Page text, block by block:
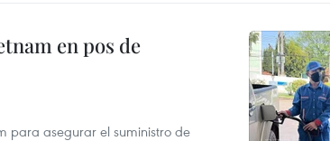
en pos de
para asegurar el suministro de